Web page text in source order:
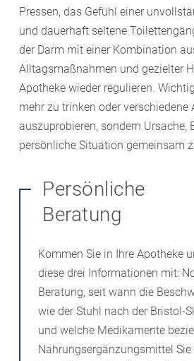
Pressen, das Gefühl einer
und dauerhaft seltene
der Darm mit einer Kombination
Alltagsmaßnahmen und gezielter
Apotheke wieder regulieren.
mehr zu trinken oder verschiedene
auszuprobieren, sondern Ursache,
persönliche Situation gemeinsam
Persönliche
Beratung
Kommen Sie in Ihre Apotheke
diese drei Informationen mit:
Beratung, seit wann die
wie der Stuhl nach der Bristol-
und welche Medikamente
Nahrungsergänzungsmittel Sie